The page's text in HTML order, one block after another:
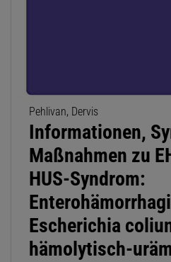
Pehlivan, Dervis
Informationen,
Maßnahmen zu
HUS-Syndrom:
Escherichia
hämolytisch-